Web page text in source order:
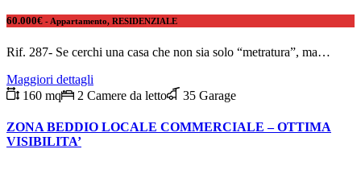
60.000€ - Appartamento, RESIDENZIALE
Rif. 287- Se cerchi una casa che non sia solo “metratura”, ma…
Maggiori dettagli
160 mq
2 Camere da letto 35 Garage
ZONA BEDDIO LOCALE COMMERCIALE – OTTIMA
VISIBILITA’